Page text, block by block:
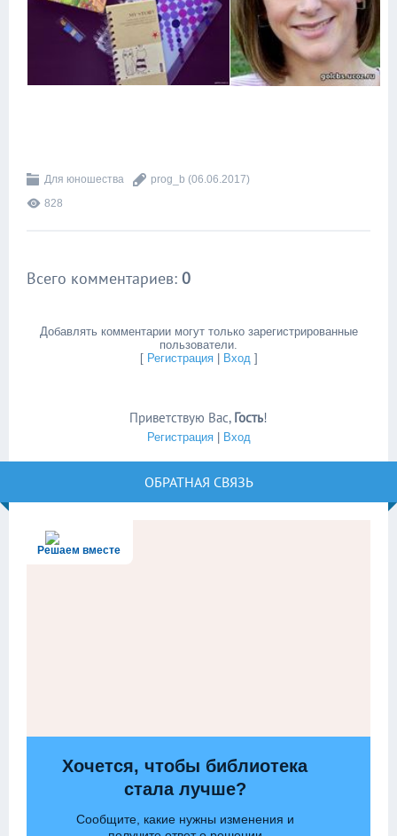
Для юношества prog_b (06.06.2017)
828
Всего комментариев: 0
Добавлять комментарии могут только зарегистрированные
пользователи.
[ Регистрация| Вход]
Приветствую Вас, Гость!
Регистрация| Вход
ОБРАТНАЯ СВЯЗЬ
Решаем вместе
Хочется, чтобы библиотека
стала лучше?
Сообщите, какие нужны изменения и